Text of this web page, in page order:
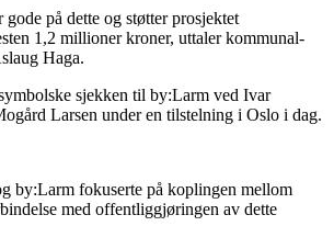
på dette og støtter prosjektet
1,2 millioner kroner, uttaler kommunal-
Haga.
sjekken til by:Larm ved Ivar
Larsen under en tilstelning i Oslo i dag.
by:Larm fokuserte på koplingen mellom
med offentliggjøringen av dette